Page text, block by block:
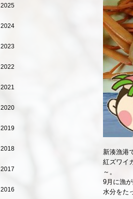
新湊漁港
紅ズワイ
～。
9月に漁
水分をた
2025
2024
2023
2022
2021
2020
2019
2018
2017
2016